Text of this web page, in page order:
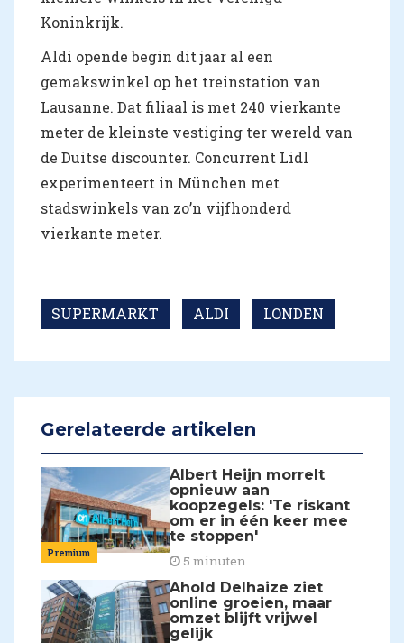
Koninkrijk.
Aldi opende begin dit jaar al een
gemakswinkel op het treinstation van
Lausanne. Dat filiaal is met 240 vierkante
meter de kleinste vestiging ter wereld van
de Duitse discounter. Concurrent Lidl
experimenteert in München met
stadswinkels van zo’n vijfhonderd
vierkante meter.
SUPERMARKT ALDI LONDEN
Gerelateerde artikelen
Premium
Albert Heijn morrelt
opnieuw aan
koopzegels: 'Te riskant
om er in één keer mee
te stoppen'
5 minuten
Ahold Delhaize ziet
online groeien, maar
omzet blijft vrijwel
gelijk